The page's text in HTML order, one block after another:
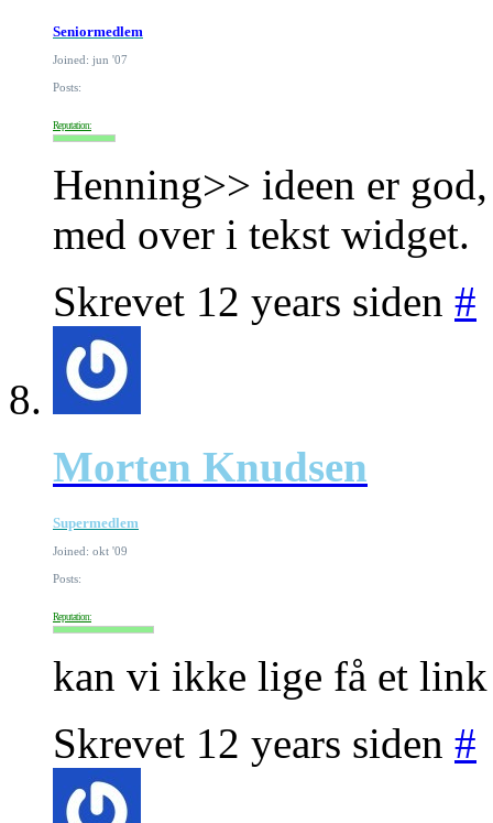
Seniormedlem
Joined: jun '07
Posts:
Reputation:
Henning>> ideen er
med over i tekst widget.
Skrevet 12 years siden #
Morten Knudsen
Supermedlem
Joined: okt '09
Posts:
Reputation:
kan vi ikke lige få et
Skrevet 12 years siden #